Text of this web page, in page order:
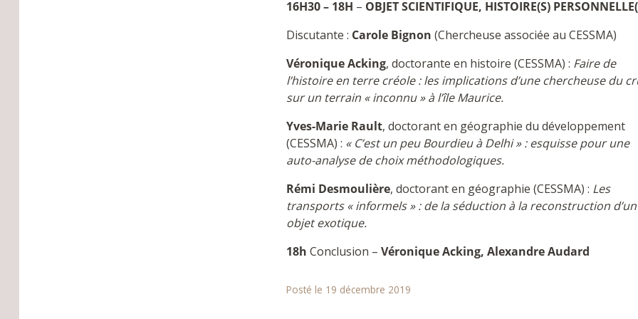
16H30 – 18H – OBJET SCIENTIFIQUE, HISTOIRE(S)
Discutante : Carole Bignon (Chercheuse associée au CESSMA)
Véronique Acking, doctorante en histoire (CESSMA) : Faire de
l’histoire en terre créole : les implications d’une chercheuse du
sur un terrain « inconnu » à l’île Maurice.
Yves-Marie Rault, doctorant en géographie du développement
(CESSMA) : « C’est un peu Bourdieu à Delhi » : esquisse pour une
auto-analyse de choix méthodologiques.
Rémi Desmoulière, doctorant en géographie (CESSMA) : Les
transports « informels » : de la séduction à la reconstruction d’un
objet exotique.
18h Conclusion – Véronique Acking, Alexandre Audard
Posté le 19 décembre 2019